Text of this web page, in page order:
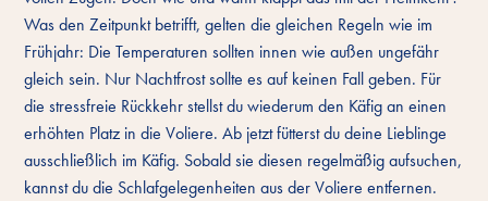
Was den Zeitpunkt betrifft, gelten die gleichen Regeln wie im
Frühjahr: Die Temperaturen sollten innen wie außen ungefähr
gleich sein. Nur Nachtfrost sollte es auf keinen Fall geben. Für
die stressfreie Rückkehr stellst du wiederum den Käfig an einen
erhöhten Platz in die Voliere. Ab jetzt fütterst du deine Lieblinge
ausschließlich im Käfig. Sobald sie diesen regelmäßig aufsuchen,
kannst du die Schlafgelegenheiten aus der Voliere entfernen.